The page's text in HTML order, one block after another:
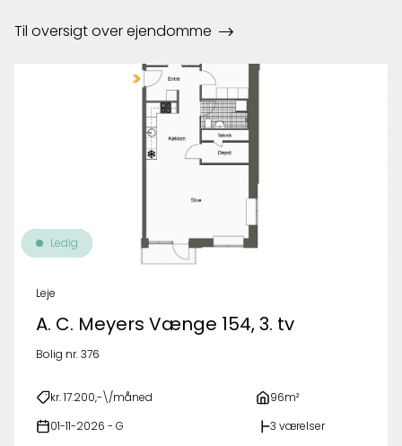
Til oversigt over ejendomme
Ledig
Leje
A. C. Meyers Vænge 154, 3. tv
Bolig nr. 376
kr. 17.200,-\/måned 96m²
01-11-2026 - G 3 værelser